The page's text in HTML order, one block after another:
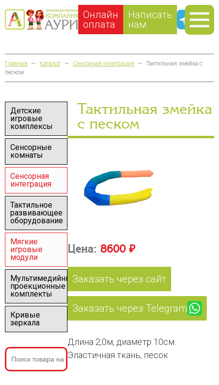
Онлайн
оплата
Написать
нам
Главная — Каталог — Сенсорная интеграция — Тактильная змейка с
песком
Детские
игровые
комплексы
Сенсорные
комнаты
Сенсорная
интеграция
Тактильное
развивающее
оборудование
Мягкие
игровые
модули
Мультимедийные
проекционные
комплекты
Кривые
зеркала
Тактильная змейка
с песком
Цена: 8600 ₽
Заказать через сайт
Заказать через Telegram
Длина 2,0м, диаметр 10см.
Эластичная ткань, песок